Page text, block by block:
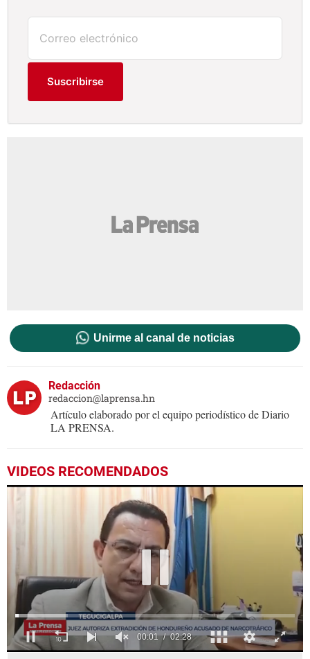
Suscribirse
Unirme al canal de noticias
Redacción
redaccion@laprensa.hn
Artículo elaborado por el equipo periodístico de Diario
LA PRENSA.
VIDEOS RECOMENDADOS